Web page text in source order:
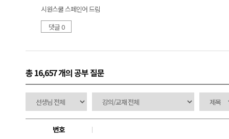
시원스쿨 스페인어 드림
댓글 0
총 16,657 개의 공부 질문
번호